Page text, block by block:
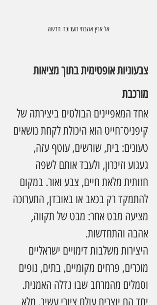
אל ארץ אהבתי תערוכה חדשה
צבעוניות אופטימית בתוך מציאות
מורכבת
אחד המאפיינים הבולטים ביצירתה של
קיפניס־חייט הוא היכולת לקחת נושאים
טעונים: בית, שורשים, עוטף עזה,
געגוע וזיכרון, ולעבד אותם לשפה
חזותית מלאת חיים, צבע ואור. במקום
להתמקד רק בכאב או באובדן, התערוכה
מציעה מבט אחר: מבט של תקווה,
אהבה והתחדשות.
היצירות משלבות דימויים ישראליים
מוכרים, פרחים מקומיים, בתים, נופים
וסמלים מהמרחב שבו גדלה האמנית.
יחד הם יוצרים עולם ציורי עשיר, מלא